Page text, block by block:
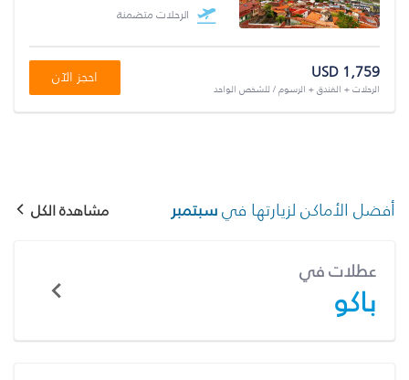
الرحلات متضمنة
USD 1,759
الرحلات + الفندق + الرسوم / للشخص الواحد
احجز الآن
أفضل الأماكن لزيارتها فيسبتمبر مشاهدة الكل
عطلات في
باكو